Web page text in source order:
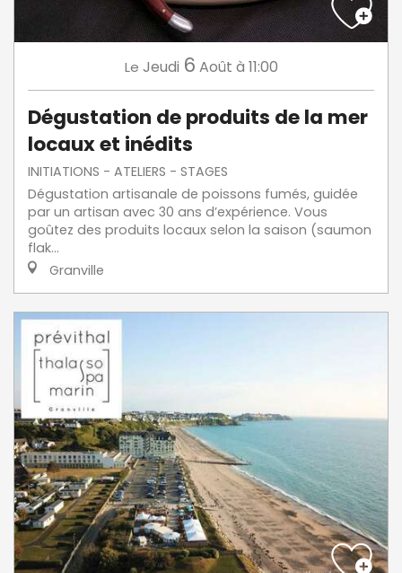
Le Jeudi 6 Août à 11:00
Dégustation de produits de la mer
locaux et inédits
INITIATIONS - ATELIERS - STAGES
Dégustation artisanale de poissons fumés, guidée
par un artisan avec 30 ans d’expérience. Vous
goûtez des produits locaux selon la saison (saumon
flak...
Granville